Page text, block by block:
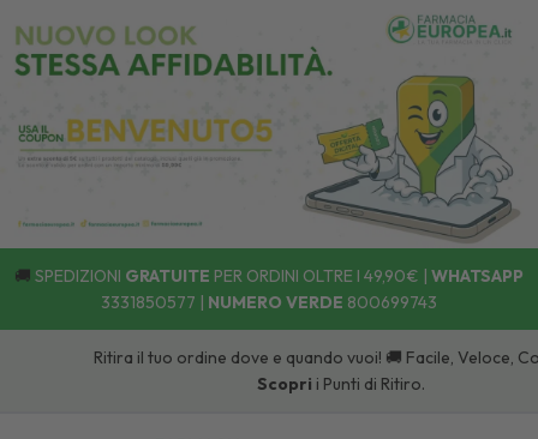
🚚 SPEDIZIONI GRATUITE PER ORDINI OLTRE I 49,90€ | WHATSAPP
3331850577 | NUMERO VERDE 800699743
Ritira il tuo ordine dove e quando vuoi! 🚚 Facile, Veloce,
Scoprii Punti di Ritiro.